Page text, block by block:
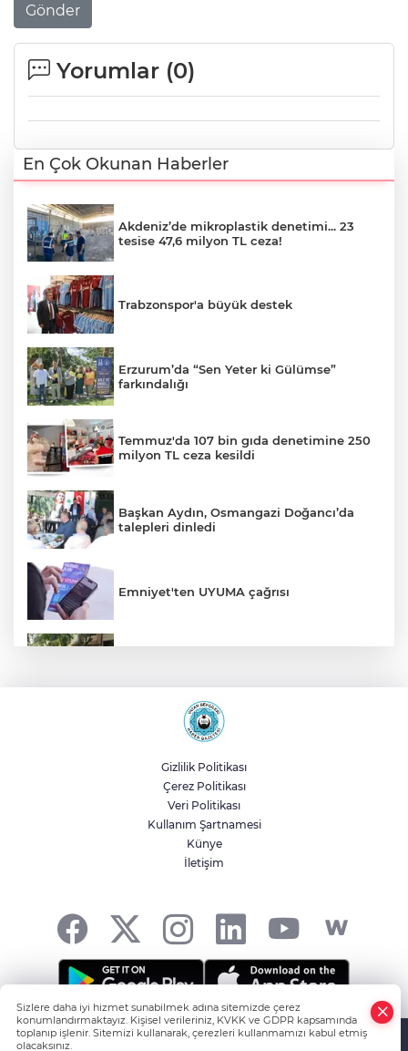
Gönder
Yorumlar (0)
En Çok Okunan Haberler
Akdeniz’de mikroplastik denetimi... 23
tesise 47,6 milyon TL ceza!
Trabzonspor'a büyük destek
Erzurum’da “Sen Yeter ki Gülümse”
farkındalığı
Temmuz'da 107 bin gıda denetimine 250
milyon TL ceza kesildi
Başkan Aydın, Osmangazi Doğancı’da
talepleri dinledi
Emniyet'ten UYUMA çağrısı
İzmit'te sıcak yemek desteğiyle
dayanışma büyüyor
Sakarya'da gençler istedi, Başkan
Alemdar talimat verdi
Bursa Osmangazi’de yeşil alanlara titiz
Gizlilik Politikası
Çerez Politikası
Veri Politikası
Kullanım Şartnamesi
Künye
İletişim
HABER YAZILIMIve TURKTICARET.NET projesidir Copyright© 2006-
Sizlere daha iyi hizmet sunabilmek adına sitemizde çerez
konumlandırmaktayız. Kişisel verileriniz, KVKK ve GDPR kapsamında
toplanıp işlenir. Sitemizi kullanarak, çerezleri kullanmamızı kabul etmiş
olacaksınız.